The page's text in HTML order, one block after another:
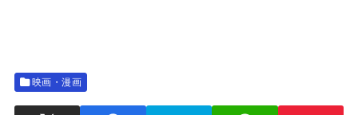
映画・漫画